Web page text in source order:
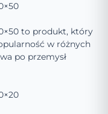
to produkt, który
w różnych
po przemysł